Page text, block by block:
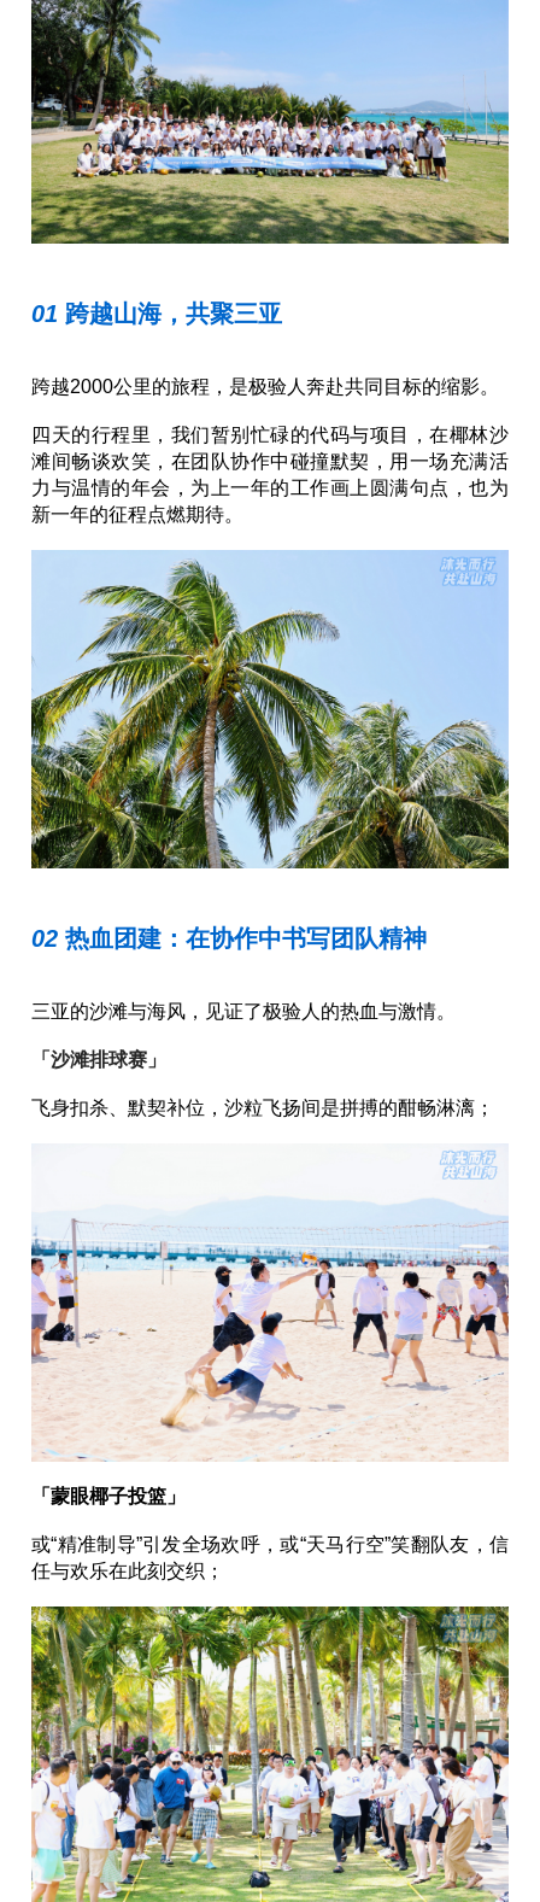
01 跨越山海，共聚三亚
跨越2000公里的旅程，是极验人奔赴共同目标的缩影。
四天的行程里，我们暂别忙碌的代码与项目，在椰林沙
滩间畅谈欢笑，在团队协作中碰撞默契，用一场充满活
力与温情的年会，为上一年的工作画上圆满句点，也为
新一年的征程点燃期待。
02 热血团建：在协作中书写团队精神
三亚的沙滩与海风，见证了极验人的热血与激情。
「沙滩排球赛」
飞身扣杀、默契补位，沙粒飞扬间是拼搏的酣畅淋漓；
「蒙眼椰子投篮」
或“精准制导”引发全场欢呼，或“天马行空”笑翻队友，信
任与欢乐在此刻交织；